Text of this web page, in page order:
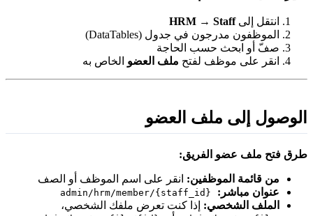
انتقل إلى HRM→Staff
الموظفون مدرجون في جدول (DataTables)
صفّ أو ابحث حسب الحاجة
انقر على موظف لفتحملف العضوالخاص به
إلى ملف العضو
فتح ملف عضو الفريق:
من قائمة الموظفين:انقر على اسم الموظف أو الصف
عنوان مباشر:
admin/hrm/member/{staff_id}
الملف الشخصي: إذا كنت تعرض ملفك الشخصي،